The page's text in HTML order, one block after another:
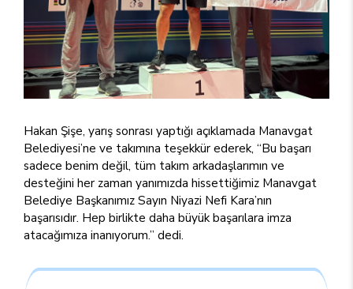
Hakan Şişe, yarış sonrası yaptığı açıklamada Manavgat
Belediyesi’ne ve takımına teşekkür ederek, “Bu başarı
sadece benim değil, tüm takım arkadaşlarımın ve
desteğini her zaman yanımızda hissettiğimiz Manavgat
Belediye Başkanımız Sayın Niyazi Nefi Kara’nın
başarısıdır. Hep birlikte daha büyük başarılara imza
atacağımıza inanıyorum.” dedi.